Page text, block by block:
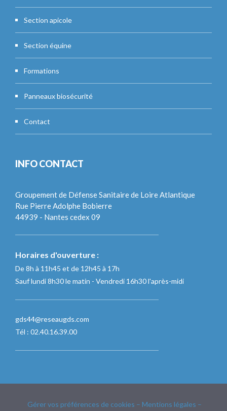
Section apicole
Section équine
Formations
Panneaux biosécurité
Contact
INFO CONTACT
Groupement de Défense Sanitaire de Loire Atlantique
Rue Pierre Adolphe Bobierre
44939 - Nantes cedex 09
Horaires d'ouverture :
De 8h à 11h45 et de 12h45 à 17h
Sauf lundi 8h30 le matin - Vendredi 16h30 l'après-midi
gds44@reseaugds.com
Tél : 02.40.16.39.00
Gérer vos préférences de cookies – Mentions légales –